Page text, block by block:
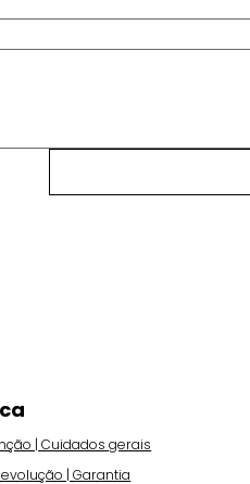
| Cuidados gerais
| Garantia